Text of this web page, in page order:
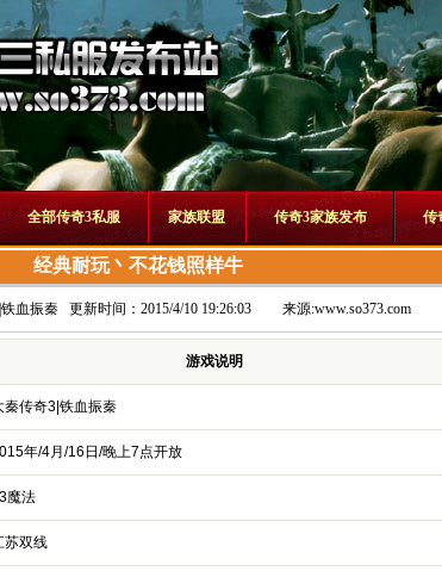
全部传奇3私服 家族联盟 传奇3家族发布 传
经典耐玩丶不花钱照样牛
血振秦更新时间：2015/4/10 19:26:03 来源:www.so373.com
游戏说明
秦传奇3|铁血振秦
年/4月/16日/晚上7点开放
魔法
苏双线